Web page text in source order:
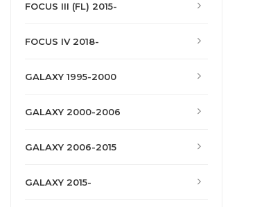
FOCUS III (FL) 2015-
FOCUS IV 2018-
GALAXY 1995-2000
GALAXY 2000-2006
GALAXY 2006-2015
GALAXY 2015-